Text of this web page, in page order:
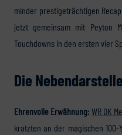
minder prestigeträchtigen
jetzt gemeinsam mit Peyton
Touchdowns in den ersten vier
Die
Ehrenvolle Erwähnung: WR DK
kratzten an der magischen